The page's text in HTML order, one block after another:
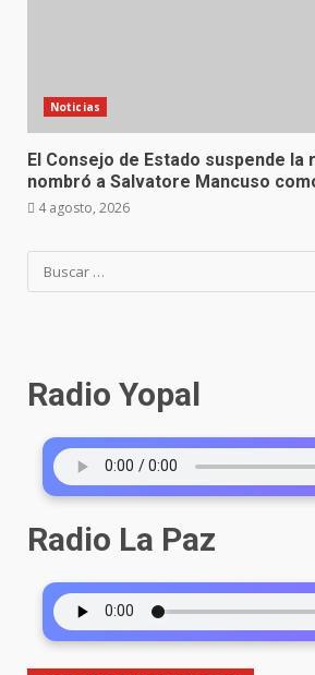
Noticias
El Consejo de Estado suspende la
nombró a Salvatore Mancuso
4 agosto, 2026
Radio Yopal
Radio La Paz